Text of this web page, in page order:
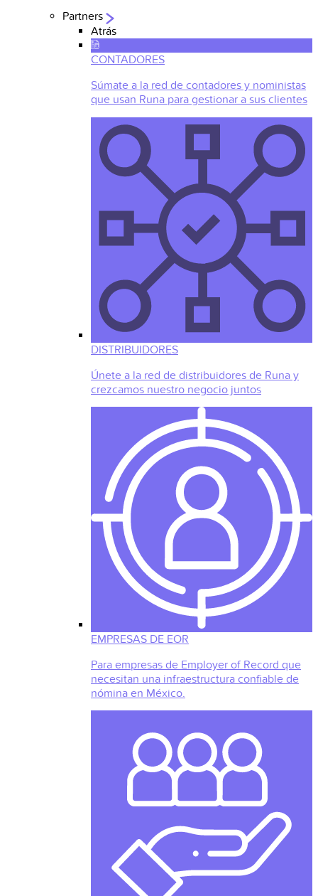
Partners
Atrás
CONTADORES
Súmate a la red de contadores y noministas
que usan Runa para gestionar a sus clientes
DISTRIBUIDORES
Únete a la red de distribuidores de Runa y
crezcamos nuestro negocio juntos
EMPRESAS DE EOR
Para empresas de Employer of Record que
necesitan una infraestructura confiable de
nómina en México.